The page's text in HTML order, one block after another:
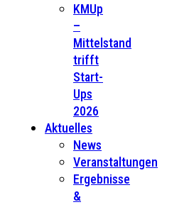
KMUp
–
Mittelstand
trifft
Start-
Ups
2026
Aktuelles
News
Veranstaltungen
Ergebnisse
&